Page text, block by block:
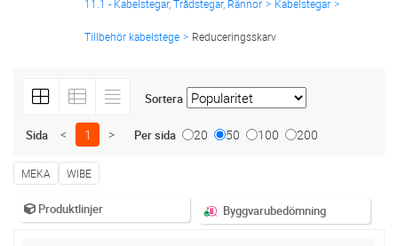
11.1 - Kabelstegar, Trådstegar, Rännor Kabelstegar
Tillbehör kabelstege Reduceringsskarv
Sortera
Sida < 1 > Per sida 20 50 100 200
MEKA WIBE
Produktlinjer Byggvarubedömning